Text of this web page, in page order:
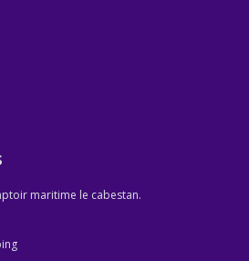
maritime le cabestan.